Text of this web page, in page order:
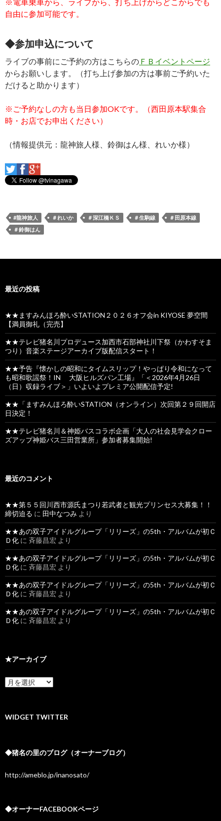
自由に参加可能です。
◆参加申込について
ライブの事前にご予約の方はこちらの ＦＢイベントページ
からお願いします。（打ち上げ参加の方は事前ご予約いた
だけると助かります）
※ご予約なしの方も当日参加OKです。（西田原本駅集合
時・お店でお申出ください）
（情報提供元：龍神旅人様、鈴御はん様、れいか様）
#龍神旅人 ＃れいか ＃深江橋ＫＳ ＃生駒線
＃田原本線
＃鈴御はん
最近の投稿
★★ますみんほろ酔いSTATION２０２６オフ会in KIYOSE 夢空間
【満員御礼（完売】
★★テレビ猪名川プロデュース加西市石部神社川下祭（かわすそま
つり）音楽ステージアーカイブ版配信スタート！
★★予告『懐かしの昭和にタイムスリップ！やっぱり令和になって
も昭和歌謡祭！IN 大阪ヒルズパン工場』「＜2026年4月26日
（日）収録ライブ＞」いよいよプレミア公開配信予定!
★★「ますみんほろ酔いSTATION（オンライン）次回第２９回開店
日決定！
★★テレビ猪名川＆神姫バスコラボ企画「大人の社会見学会クロー
ズアップ神姫バス三田営業所」参加者募集開始!
最近のコメント
★★第５５回川西市源氏まつり若武者と観光プリンセス大募集！！
締切迫る に 田中なつみ より
★★あの双子アイドルグループ「リリーズ」の5th・アルバムが初Ｃ
Ｄ化 に 斉藤昌宏 より
★★あの双子アイドルグループ「リリーズ」の5th・アルバムが初Ｃ
Ｄ化 に 斉藤昌宏 より
★★あの双子アイドルグループ「リリーズ」の5th・アルバムが初Ｃ
Ｄ化 に 斉藤昌宏 より
★★あの双子アイドルグループ「リリーズ」の5th・アルバムが初Ｃ
Ｄ化 に 斉藤昌宏 より
★アーカイブ
★
ア
イ
WIDGET TWITTER
◆猪名の里のブログ（オーナーブログ）
http://ameblo.jp/inanosato/
◆オーナーFACEBOOKページ